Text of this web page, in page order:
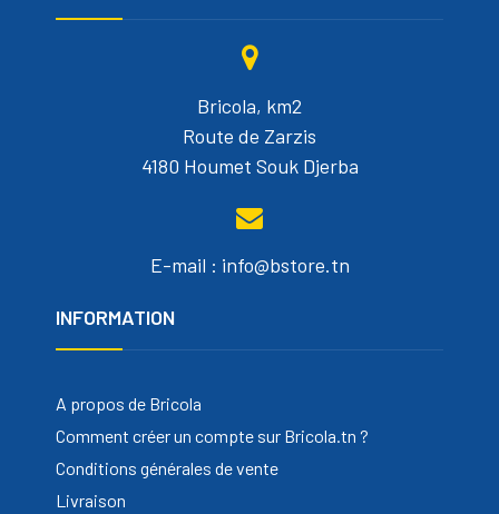
Bricola, km2
Route de Zarzis
4180 Houmet Souk Djerba
E-mail : info@bstore.tn
INFORMATION
A propos de Bricola
Comment créer un compte sur Bricola.tn ?
Conditions générales de vente
Livraison